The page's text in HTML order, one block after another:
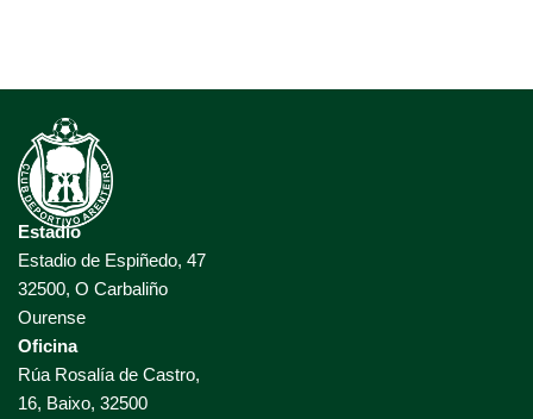
Estadio
Estadio de Espiñedo, 47
32500, O Carbaliño
Ourense
Oficina
Rúa Rosalía de Castro,
16, Baixo, 32500